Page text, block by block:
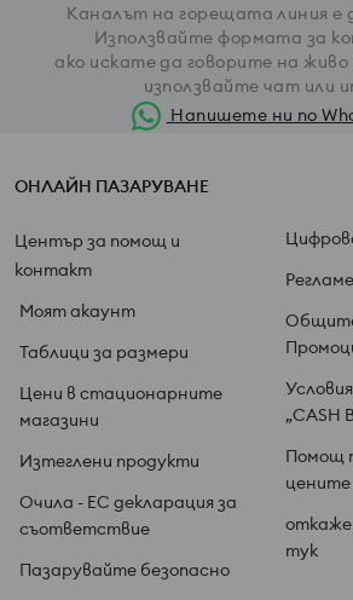
Каналът на горещата линия е
Използвайте формата за
ако искате да говорите на
използвайте чат или
Напишете ни по
ОНЛАЙН ПАЗАРУВАНЕ
Център за помощ и
контакт
Моят акаунт
Таблици за размери
Цени в стационарните
магазини
Изтеглени продукти
Очила - ЕС декларация за
съответствие
Пазарувайте безопасно
„CASH
Помощ
тук